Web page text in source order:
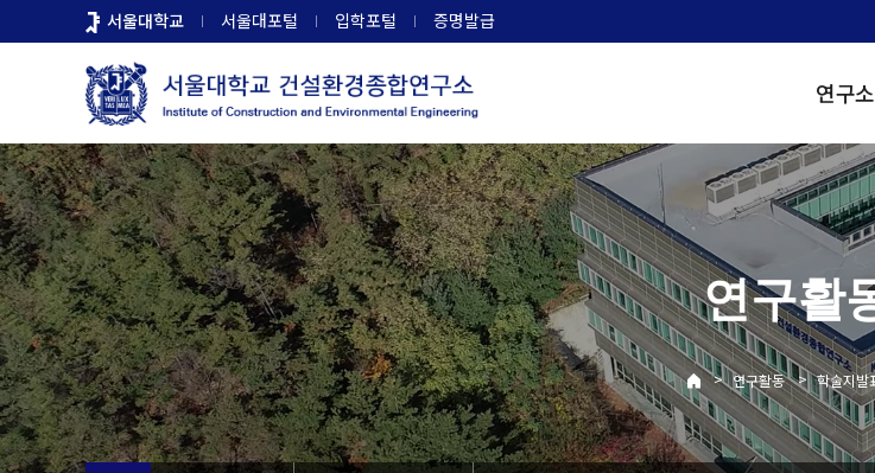
로
뉴
서울대학교 서울대포털 입학포털 증명발급
연구
연구활
> 연구활동 > 학술지발